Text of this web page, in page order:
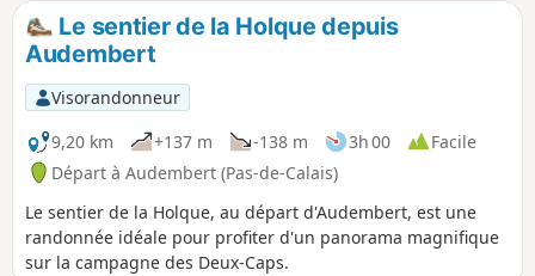
Le sentier de la Holque depuis
Audembert
Visorandonneur
9,20 km
+137 m -138 m 3h 00
Facile
Départ à Audembert (Pas-de-Calais)
Le sentier de la Holque, au départ d'Audembert, est une
randonnée idéale pour profiter d'un panorama magnifique
sur la campagne des Deux-Caps.